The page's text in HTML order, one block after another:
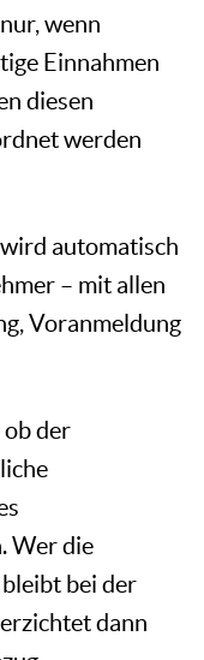
wenn
Einnahmen
diesen
werden
automatisch
– mit allen
Voranmeldung
der
Wer die
bei der
dann